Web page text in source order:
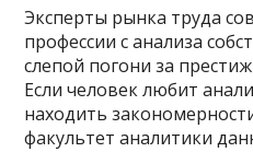
Эксперты рынка труда
профессии с анализа
слепой погони за
Если человек любит
находить
факультет аналитики